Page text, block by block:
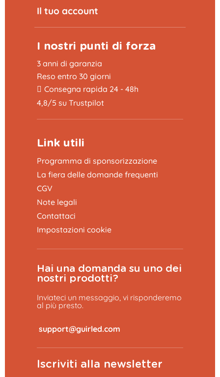
Il tuo account
I nostri punti di forza
3 anni di garanzia
Reso entro 30 giorni
Consegna rapida 24 - 48h
4,8/5 su Trustpilot
Link utili
Programma di sponsorizzazione
La fiera delle domande frequenti
CGV
Note legali
Contattaci
Impostazioni cookie
Hai una domanda su uno dei
nostri prodotti?
Inviateci un messaggio, vi risponderemo
al più presto.
Iscriviti alla newsletter